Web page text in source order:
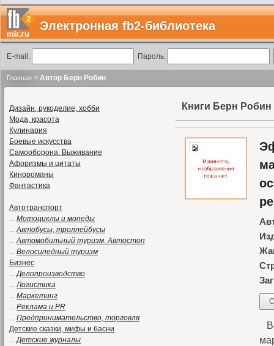
Электронная fb2-библиотека
E-mail: Пароль:
Главная > Автор Берн Робин
Дизайн, рукоделие, хобби
Мода, красота
Кулинария
Боевые искусства
Самооборона. Выживание
Афоризмы и цитаты
Кинороманы
Фантастика
Автотранспорт
... Мотоциклы и мопеды
...Автобусы, троллейбусы
...Автомобильный туризм. Автостоп
... Велосипедный туризм
Бизнес
...Делопроизводство
...Логистика
... Маркетинг
... Реклама и PR
... Предпринимательство, торговля
Детские сказки, мифы и басни
...Детские журналы
Книги Берн Робин